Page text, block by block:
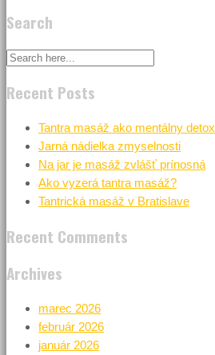
Search
Recent Posts
Tantra masáž ako mentálny detox
Jarná nádielka zmyselnosti
Na jar je masáž zvlášť prínosná
Ako vyzerá tantra masáž?
Tantrická masáž v Bratislave
Recent Comments
Archives
marec 2026
február 2026
január 2026